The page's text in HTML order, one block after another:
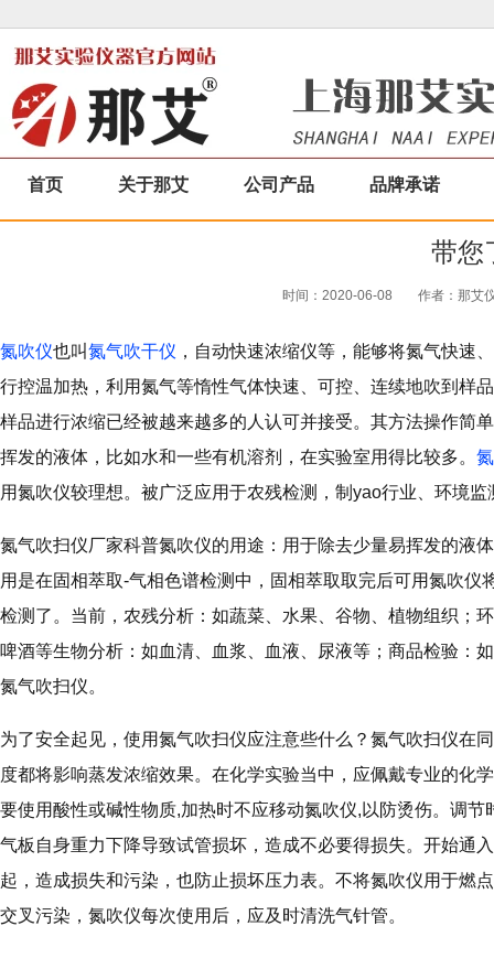
首页 关于那艾 公司产品 品牌承诺
带您
时间：2020-06-08 作者：那艾
氮吹仪也叫氮气吹干仪 ，自动快速浓缩仪等，能够将氮气快速
行控温加热，利用氮气等惰性气体快速、可控、连续地吹到样
样品进行浓缩已经被越来越多的人认可并接受。其方法操作简
挥发的液体，比如水和一些有机溶剂，在实验室用得比较多。
用氮吹仪较理想。被广泛应用于农残检测，制yao行业、环境
氮气吹扫仪厂家科普氮吹仪的用途：用于除去少量易挥发的液
用是在固相萃取-气相色谱检测中，固相萃取取完后可用氮吹
检测了。当前，农残分析：如蔬菜、水果、谷物、植物组织；
啤酒等生物分析：如血清、血浆、血液、尿液等；商品检验：
氮气吹扫仪。
为了安全起见，使用氮气吹扫仪应注意些什么？氮气吹扫仪在
度都将影响蒸发浓缩效果。在化学实验当中，应佩戴专业的化
要使用酸性或碱性物质,加热时不应移动氮吹仪,以防烫伤。调节
气板自身重力下降导致试管损坏，造成不必要得损失。开始通
起，造成损失和污染，也防止损坏压力表。不将氮吹仪用于
交叉污染，氮吹仪每次使用后，应及时清洗气针管。